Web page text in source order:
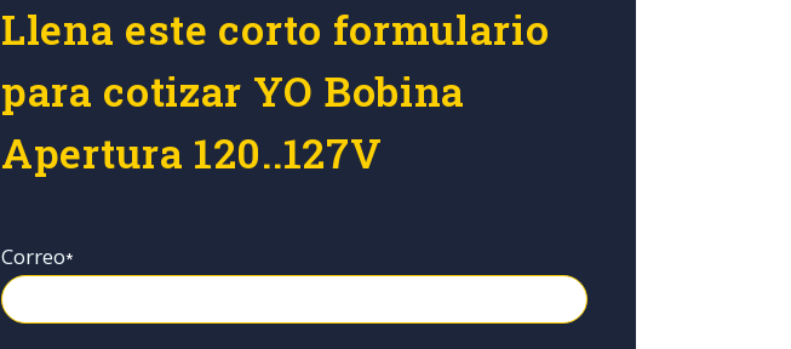
Llena este corto formulario
para cotizar YO Bobina
Apertura 120..127V
Correo*